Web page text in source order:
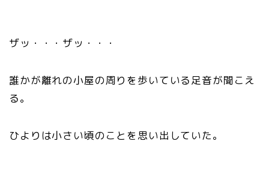
ザッ・・・ザッ・・・
誰かが離れの小屋の周りを歩いている足音が聞こえ
る。
ひよりは小さい頃のことを思い出していた。